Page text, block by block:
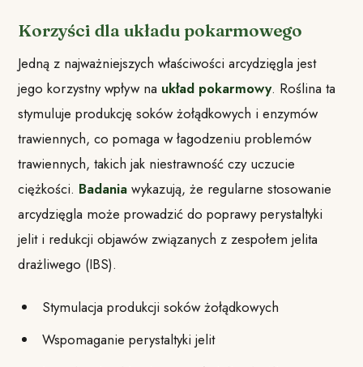
Korzyści dla układu pokarmowego
Jedną z najważniejszych właściwości arcydzięgla jest
jego korzystny wpływ na układ pokarmowy. Roślina ta
stymuluje produkcję soków żołądkowych i enzymów
trawiennych, co pomaga w łagodzeniu problemów
trawiennych, takich jak niestrawność czy uczucie
ciężkości. Badania wykazują, że regularne stosowanie
arcydzięgla może prowadzić do poprawy perystaltyki
jelit i redukcji objawów związanych z zespołem jelita
drażliwego (IBS).
Stymulacja produkcji soków żołądkowych
Wspomaganie perystaltyki jelit